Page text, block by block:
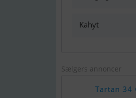
Kahyt
Sælgers annoncer
Tartan 34